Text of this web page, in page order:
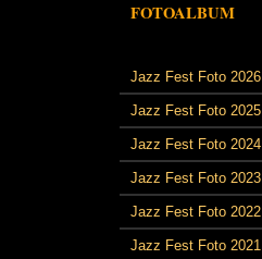
FOTOALBUM
Jazz Fest Foto 2026
Jazz Fest Foto 2025
Jazz Fest Foto 2024
Jazz Fest Foto 2023
Jazz Fest Foto 2022
Jazz Fest Foto 2021